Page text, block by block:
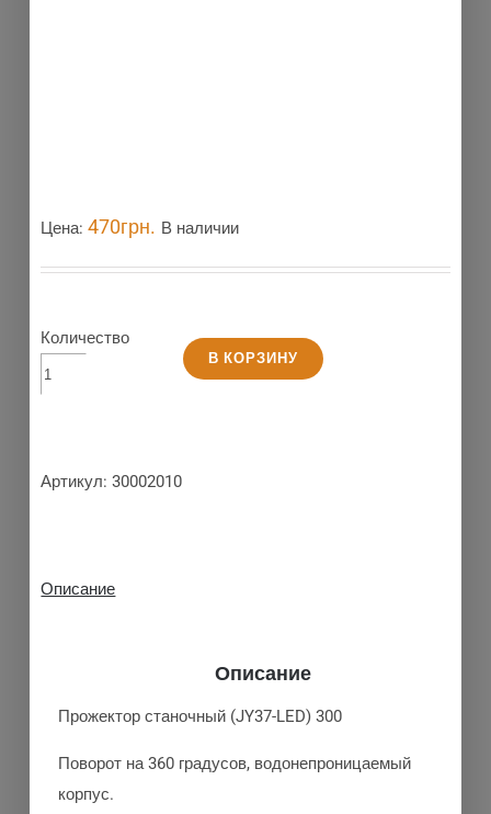
Цена:470грн. В наличии
Количество
В КОРЗИНУ
Артикул:30002010
Описание
Описание
Прожектор станочный (JY37-LED) 300
Поворот на 360 градусов, водонепроницаемый
корпус.